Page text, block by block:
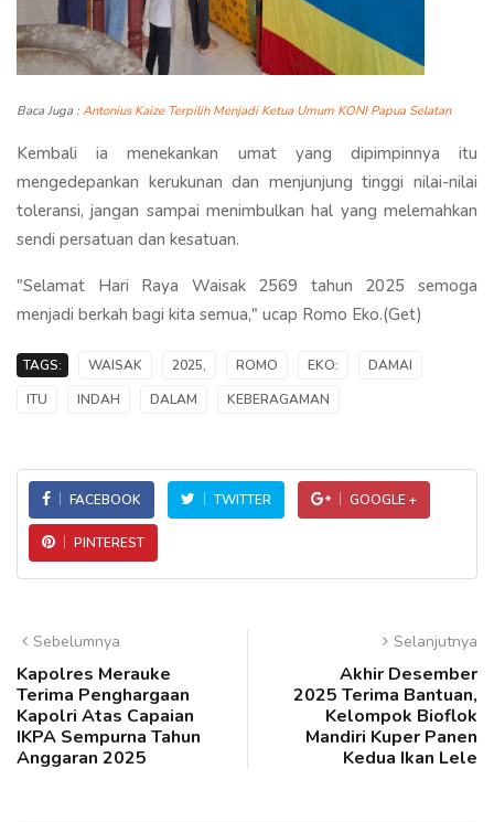
Baca Juga : Antonius Kaize Terpilih Menjadi Ketua Umum KONI Papua Selatan
Kembali ia menekankan umat yang dipimpinnya itu
mengedepankan kerukunan dan menjunjung tinggi nilai-nilai
toleransi, jangan sampai menimbulkan hal yang melemahkan
sendi persatuan dan kesatuan.
"Selamat Hari Raya Waisak 2569 tahun 2025 semoga
menjadi berkah bagi kita semua," ucap Romo Eko.(Get)
TAGS: WAISAK 2025, ROMO EKO:
DAMAI
ITU
INDAH DALAM KEBERAGAMAN
FACEBOOK TWITTER GOOGLE +
PINTEREST
Sebelumnya
Kapolres Merauke
Terima Penghargaan
Kapolri Atas Capaian
IKPA Sempurna Tahun
Anggaran 2025
Selanjutnya
Akhir Desember
2025 Terima Bantuan,
Kelompok Bioflok
Mandiri Kuper Panen
Kedua Ikan Lele